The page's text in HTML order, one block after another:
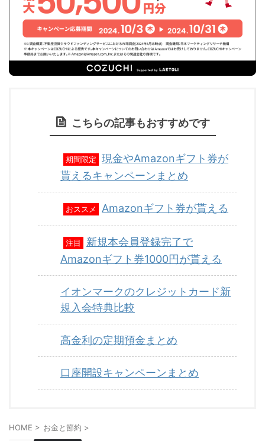
こちらの記事もおすすめです
期間限定
現金やAmazonギフト券が
貰えるキャンペーンまとめ
おススメ Amazonギフト券が貰える
注目
新規本会員登録完了で
Amazonギフト券1000円が貰える
イオンマークのクレジットカード新
規入会特典比較
高金利の定期預金まとめ
口座開設キャンペーンまとめ
HOME > お金と節約 >